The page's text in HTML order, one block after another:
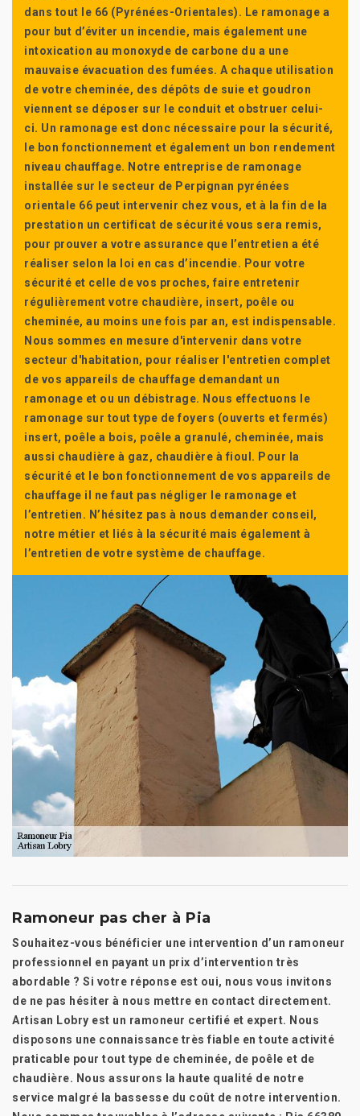
dans tout le 66 (Pyrénées-Orientales). Le ramonage a
pour but d’éviter un incendie, mais également une
intoxication au monoxyde de carbone du a une
mauvaise évacuation des fumées. A chaque utilisation
de votre cheminée, des dépôts de suie et goudron
viennent se déposer sur le conduit et obstruer celui-
ci. Un ramonage est donc nécessaire pour la sécurité,
le bon fonctionnement et également un bon rendement
niveau chauffage. Notre entreprise de ramonage
installée sur le secteur de Perpignan pyrénées
orientale 66 peut intervenir chez vous, et à la fin de la
prestation un certificat de sécurité vous sera remis,
pour prouver a votre assurance que l’entretien a été
réaliser selon la loi en cas d’incendie. Pour votre
sécurité et celle de vos proches, faire entretenir
régulièrement votre chaudière, insert, poêle ou
cheminée, au moins une fois par an, est indispensable.
Nous sommes en mesure d'intervenir dans votre
secteur d'habitation, pour réaliser l'entretien complet
de vos appareils de chauffage demandant un
ramonage et ou un débistrage. Nous effectuons le
ramonage sur tout type de foyers (ouverts et fermés)
insert, poêle a bois, poêle a granulé, cheminée, mais
aussi chaudière à gaz, chaudière à fioul. Pour la
sécurité et le bon fonctionnement de vos appareils de
chauffage il ne faut pas négliger le ramonage et
l’entretien. N’hésitez pas à nous demander conseil,
notre métier et liés à la sécurité mais également à
l’entretien de votre système de chauffage.
Ramoneur pas cher à Pia
Souhaitez-vous bénéficier une intervention d’un ramoneur
professionnel en payant un prix d’intervention très
abordable ? Si votre réponse est oui, nous vous invitons
de ne pas hésiter à nous mettre en contact directement.
Artisan Lobry est un ramoneur certifié et expert. Nous
disposons une connaissance très fiable en toute activité
praticable pour tout type de cheminée, de poêle et de
chaudière. Nous assurons la haute qualité de notre
service malgré la bassesse du coût de notre intervention.